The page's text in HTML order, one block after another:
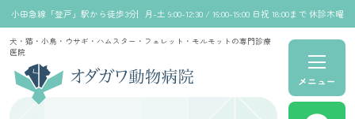
犬・猫・小鳥・ウサギ・ハムスター・フェレット・モルモットの専門診療
医院
小田急線「登戸」駅から徒歩3分 月-土 9:00-12:30 / 16:00-19:00 日祝 18:00まで 休診木曜
メニュー